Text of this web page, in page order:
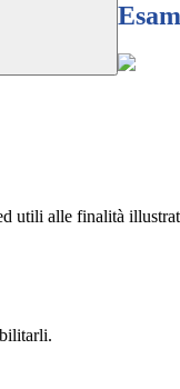
utili alle finalità